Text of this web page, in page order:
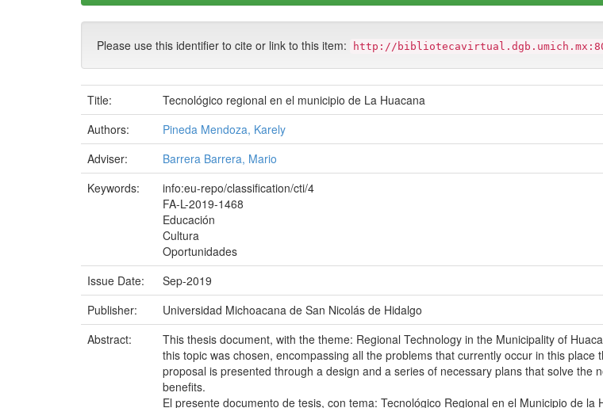
Please use this identifier to cite or link to this item: http://
Title:
Tecnológico regional en el municipio de La Huacana
Authors:
Pineda Mendoza, Karely
Adviser:
Barrera Barrera, Mario
Keywords:
info:eu-repo/classification/cti/4
FA-L-2019-1468
Educación
Cultura
Oportunidades
Issue Date:
Sep-2019
Publisher:
Universidad Michoacana de San Nicolás de Hidalgo
Abstract:
This thesis document, with the theme: Regional Technology in the Municipality of
this topic was chosen, encompassing all the problems that currently occur in this
proposal is presented through a design and a series of necessary plans that solve
benefits.
El presente documento de tesis, con tema: Tecnológico Regional en el Municipio de